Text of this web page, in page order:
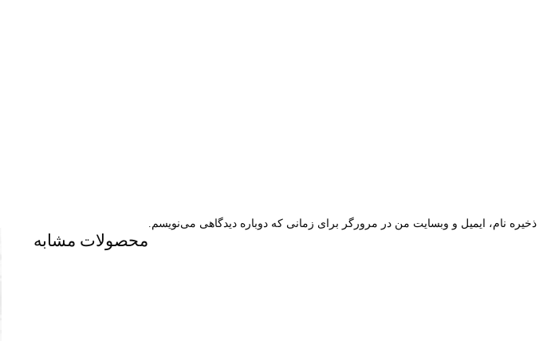
ذخیره نام، ایمیل و وبسایت من در مرورگر برای زمانی که دوباره دیدگاهی می‌نویسم.
محصولات مشابه